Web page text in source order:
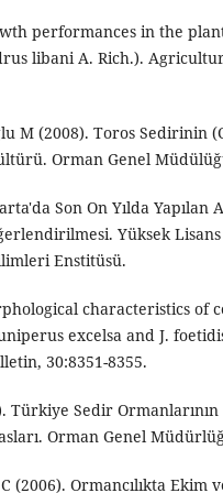
performances in the
libani A. Rich.).
M (2008). Toros Sedirinin
Orman Genel
Son On Yılda Yapılan
Yüksek
Enstitüsü.
characteristics of
excelsa and J.
30:8351-8355.
Türkiye Sedir
Orman Genel
(2006). Ormancılıkta Ekim